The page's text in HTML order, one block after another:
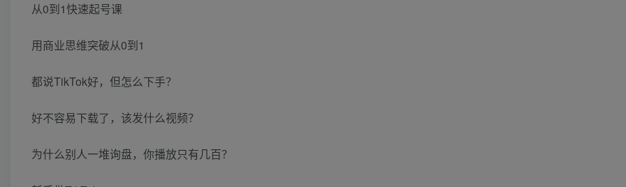
从0到1快速起号课
用商业思维突破从0到1
都说TikTok好，但怎么下手？
好不容易下载了，该发什么视频？
为什么别人一堆询盘，你播放只有几百？